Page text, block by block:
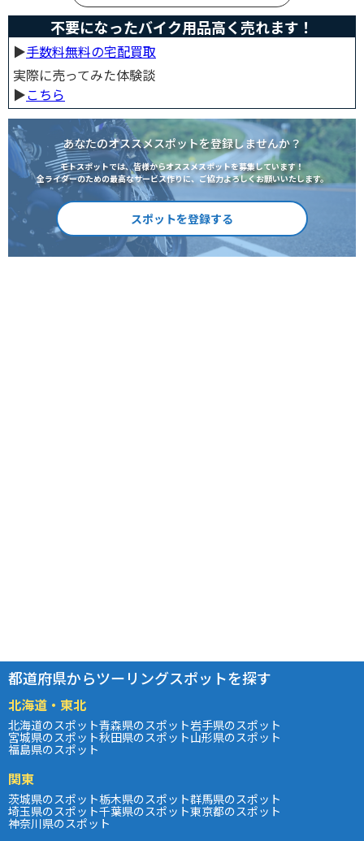
不要になったバイク用品高く売れます！
▶︎手数料無料の宅配買取
実際に売ってみた体験談
▶︎こちら
あなたのオススメスポットを登録しませんか？
モトスポットでは、皆様からオススメスポットを募集しています！
全ライダーのための最高なサービス作りに、ご協力よろしくお願いいたします。
スポットを登録する
都道府県からツーリングスポットを探す
北海道・東北
北海道のスポット青森県のスポット岩手県のスポット
宮城県のスポット秋田県のスポット山形県のスポット
福島県のスポット
関東
茨城県のスポット栃木県のスポット群馬県のスポット
埼玉県のスポット千葉県のスポット東京都のスポット
神奈川県のスポット